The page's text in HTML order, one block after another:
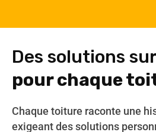
Des solutions
pour chaque
Chaque toiture raconte une
exigeant des solutions